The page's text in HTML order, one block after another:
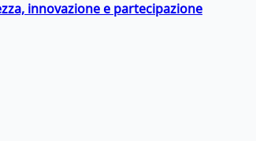
innovazione e partecipazione